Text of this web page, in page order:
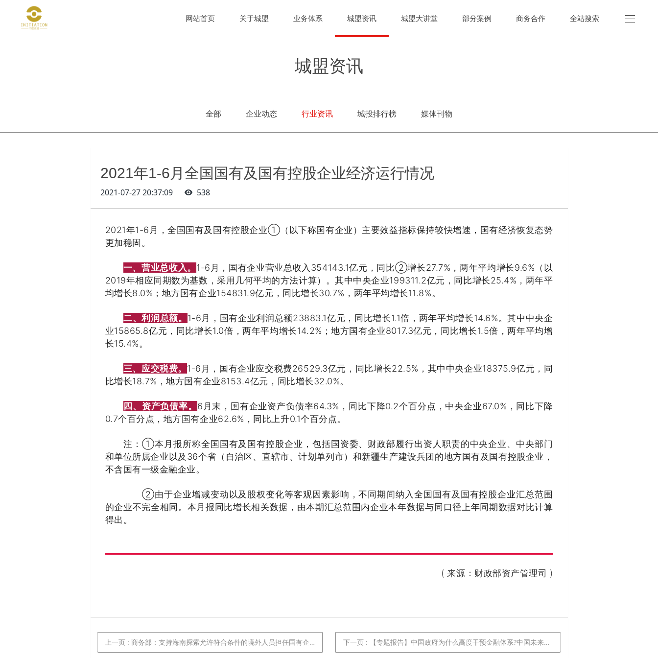
网站首页 关于城盟 业务体系 城盟资讯 城盟大讲堂 部分案例 商务合作 全站搜索
城盟资讯
全部 企业动态 行业资讯 城投排行榜 媒体刊物
2021年1-6月全国国有及国有控股企业经济运行情况
2021-07-27 20:37:09 538
2021年1-6月，全国国有及国有控股企业①（以下称国有企业）主要效益指标保持较快增速，国有经济恢复态势
更加稳固。
一、营业总收入。 1-6月，国有企业营业总收入354143.1亿元，同比②增长27.7%，两年平均增长9.6%（以
2019年相应同期数为基数，采用几何平均的方法计算）。其中中央企业199311.2亿元，同比增长25.4%，两年平
均增长8.0%；地方国有企业154831.9亿元，同比增长30.7%，两年平均增长11.8%。
二、利润总额。 1-6月，国有企业利润总额23883.1亿元，同比增长1.1倍，两年平均增长14.6%。其中中央企
业15865.8亿元，同比增长1.0倍，两年平均增长14.2%；地方国有企业8017.3亿元，同比增长1.5倍，两年平均增
长15.4%。
三、应交税费。 1-6月，国有企业应交税费26529.3亿元，同比增长22.5%，其中中央企业18375.9亿元，同
比增长18.7%，地方国有企业8153.4亿元，同比增长32.0%。
四、资产负债率。 6月末，国有企业资产负债率64.3%，同比下降0.2个百分点，中央企业67.0%，同比下降
0.7个百分点，地方国有企业62.6%，同比上升0.1个百分点。
注：①本月报所称全国国有及国有控股企业，包括国资委、财政部履行出资人职责的中央企业、中央部门
和单位所属企业以及36个省（自治区、直辖市、计划单列市）和新疆生产建设兵团的地方国有及国有控股企业，
不含国有一级金融企业。
②由于企业增减变动以及股权变化等客观因素影响，不同期间纳入全国国有及国有控股企业汇总范围
的企业不完全相同。本月报同比增长相关数据，由本期汇总范围内企业本年数据与同口径上年同期数据对比计算
得出。
(来源：财政部资产管理司 )
上一页 : 商务部：支持海南探索允许符合条件的境外人员担任国有企业法定代表人 下一页 : 【专题报告】中国政府为什么高度干预金融体系?中国未来的金融体系会是什么样？